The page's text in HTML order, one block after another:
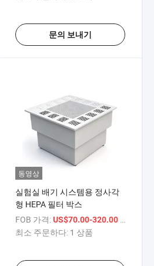
문의 보내기
동영상
실험실 배기 시스템용 정사각
형 HEPA 필터 박스
FOB 가격: US$70.00-320.00 / 상품
최소 주문하다: 1 상품